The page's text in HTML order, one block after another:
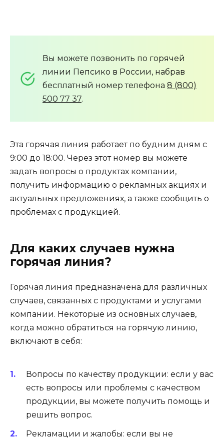
Вы можете позвонить по горячей
линии Пепсико в России, набрав
бесплатный номер телефона 8 (800)
500 77 37.
Эта горячая линия работает по будним дням с
9:00 до 18:00. Через этот номер вы можете
задать вопросы о продуктах компании,
получить информацию о рекламных акциях и
актуальных предложениях, а также сообщить о
проблемах с продукцией.
Для каких случаев нужна
горячая линия?
Горячая линия предназначена для различных
случаев, связанных с продуктами и услугами
компании. Некоторые из основных случаев,
когда можно обратиться на горячую линию,
включают в себя:
Вопросы по качеству продукции: если у вас
есть вопросы или проблемы с качеством
продукции, вы можете получить помощь и
решить вопрос.
Рекламации и жалобы: если вы не